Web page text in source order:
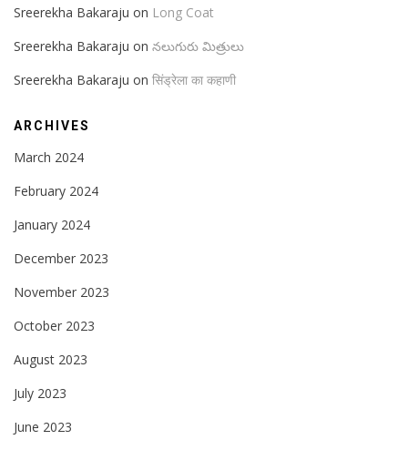
Sreerekha Bakaraju on Long Coat
Sreerekha Bakaraju on నలుగురు మిత్రులు
Sreerekha Bakaraju on सिंड्रेला का कहाणी
ARCHIVES
March 2024
February 2024
January 2024
December 2023
November 2023
October 2023
August 2023
July 2023
June 2023